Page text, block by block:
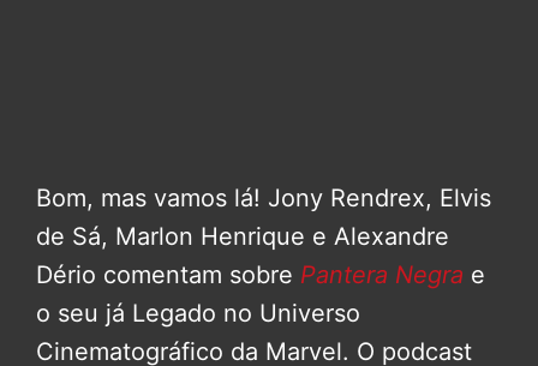
Bom, mas vamos lá! Jony Rendrex, Elvis
de Sá, Marlon Henrique e Alexandre
Dério comentam sobre Pantera Negra e
o seu já Legado no Universo
Cinematográfico da Marvel. O podcast